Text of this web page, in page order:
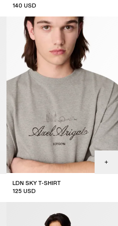
140 USD
LDN SKY T-SHIRT
125 USD